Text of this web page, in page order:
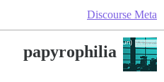
Discourse Meta
papyrophilia